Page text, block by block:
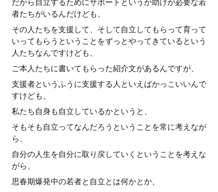
だから自立するためにサポートというか助けが必要な若
者たちがいるんだけども、
その人たちを支援して、そして自立してもらって育って
いってもらうということをずっとやってきているという
人たちなんですけども、
ご本人たちに書いてもらった紹介文があるんですが、
支援者というふうに支援する人といえばかっこいいんで
すけども、
私たち自身も自立しているかというと、
そもそも自立ってなんだろうということを常に考えなが
ら、
自分の人生を自分に取り戻していくということを考えな
がら、
思春期爆発中の若者と自立とは何かとか、